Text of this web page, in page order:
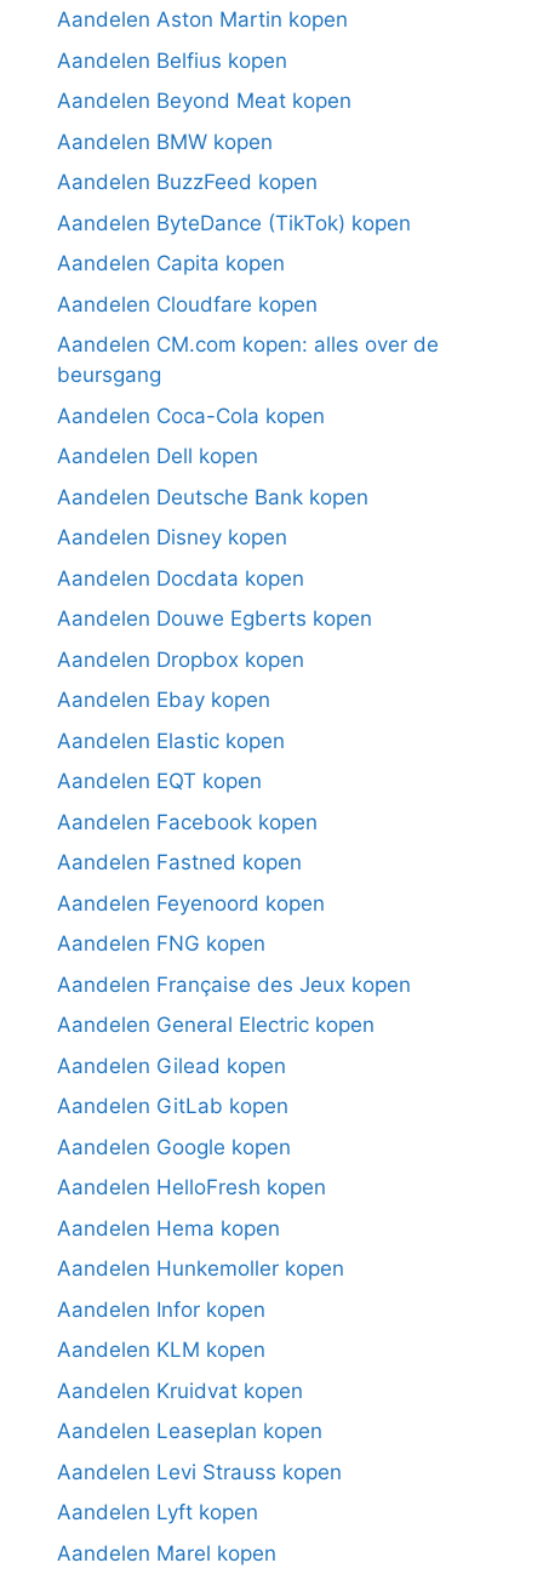
Aandelen Aston Martin kopen
Aandelen Belfius kopen
Aandelen Beyond Meat kopen
Aandelen BMW kopen
Aandelen BuzzFeed kopen
Aandelen ByteDance (TikTok) kopen
Aandelen Capita kopen
Aandelen Cloudfare kopen
Aandelen CM.com kopen: alles over de
beursgang
Aandelen Coca-Cola kopen
Aandelen Dell kopen
Aandelen Deutsche Bank kopen
Aandelen Disney kopen
Aandelen Docdata kopen
Aandelen Douwe Egberts kopen
Aandelen Dropbox kopen
Aandelen Ebay kopen
Aandelen Elastic kopen
Aandelen EQT kopen
Aandelen Facebook kopen
Aandelen Fastned kopen
Aandelen Feyenoord kopen
Aandelen FNG kopen
Aandelen Française des Jeux kopen
Aandelen General Electric kopen
Aandelen Gilead kopen
Aandelen GitLab kopen
Aandelen Google kopen
Aandelen HelloFresh kopen
Aandelen Hema kopen
Aandelen Hunkemoller kopen
Aandelen Infor kopen
Aandelen KLM kopen
Aandelen Kruidvat kopen
Aandelen Leaseplan kopen
Aandelen Levi Strauss kopen
Aandelen Lyft kopen
Aandelen Marel kopen